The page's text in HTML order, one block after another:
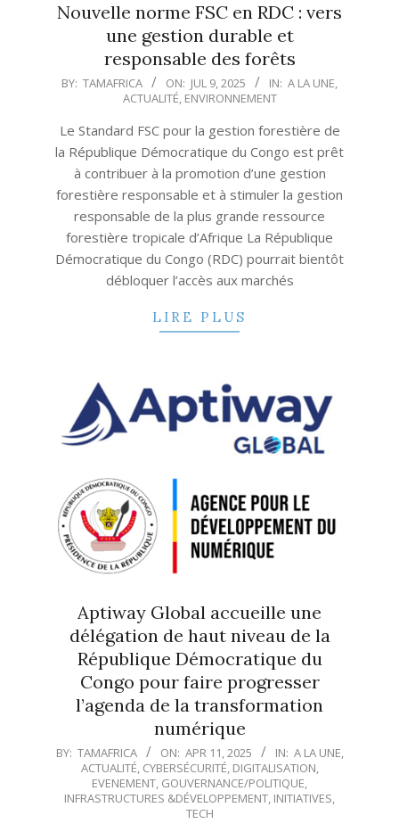
Nouvelle norme FSC en RDC : vers
une gestion durable et
responsable des forêts
2025-
09
BY: TAMAFRICA ON: JUL 9, 2025 IN: A LA UNE,
ACTUALITÉ, ENVIRONNEMENT
Le Standard FSC pour la gestion forestière de
la République Démocratique du Congo est prêt
à contribuer à la promotion d’une gestion
forestière responsable et à stimuler la gestion
responsable de la plus grande ressource
forestière tropicale d’Afrique La République
Démocratique du Congo (RDC) pourrait bientôt
débloquer l’accès aux marchés
LIRE PLUS
Aptiway Global accueille une
délégation de haut niveau de la
République Démocratique du
Congo pour faire progresser
l’agenda de la transformation
numérique
2025-
11
BY: TAMAFRICA ON: APR 11, 2025 IN: A LA UNE,
ACTUALITÉ, CYBERSÉCURITÉ, DIGITALISATION,
EVENEMENT, GOUVERNANCE/POLITIQUE,
INFRASTRUCTURES &DÉVELOPPEMENT, INITIATIVES,
TECH